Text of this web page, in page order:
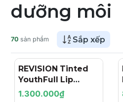
dưỡng môi
70 sản phẩm Sắp xếp
REVISION Tinted
YouthFull Lip
Replenisher® –
1.300.000₫